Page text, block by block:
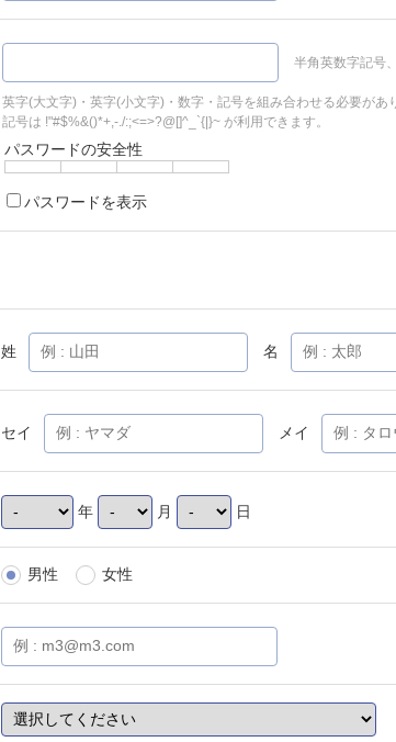
半角英数字記号
英字(大文字)・英字(小文字)・数字・記号を組み合わせる必要があ
記号は !"#$%&()*+,-./:;<=>?@[]^_`{|}~ が利用できます。
パスワードの安全性
パスワードを表示
姓 名
セイ メイ
年 月 日
男性 女性